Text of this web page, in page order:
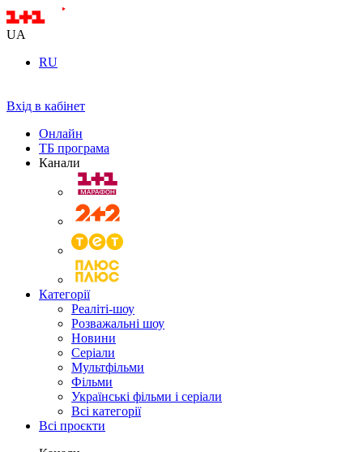
UA
RU
Вхід в кабінет
Онлайн
ТБ програма
Канали
Категорії
Реаліті-шоу
Розважальні шоу
Новини
Серіали
Мультфільми
Фільми
Українські фільми і серіали
Всі категорії
Всі проєкти